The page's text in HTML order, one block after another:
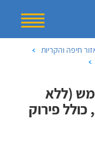
חיפה והקריות
(ללא
פירוק